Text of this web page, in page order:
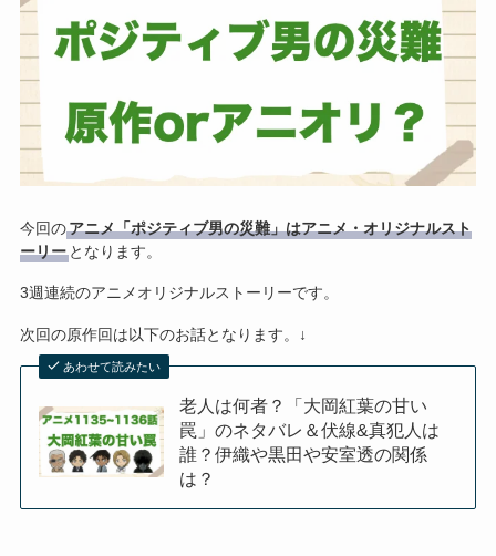
今回のアニメ「ポジティブ男の災難」はアニメ・オリジナルスト
ーリーとなります。
3週連続のアニメオリジナルストーリーです。
次回の原作回は以下のお話となります。↓
あわせて読みたい
老人は何者？「大岡紅葉の甘い
罠」のネタバレ＆伏線&真犯人は
誰？伊織や黒田や安室透の関係
は？